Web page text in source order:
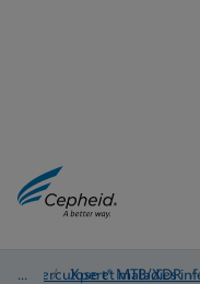
Tuberculose et maladies
/ Xpert® MTB/XDR /